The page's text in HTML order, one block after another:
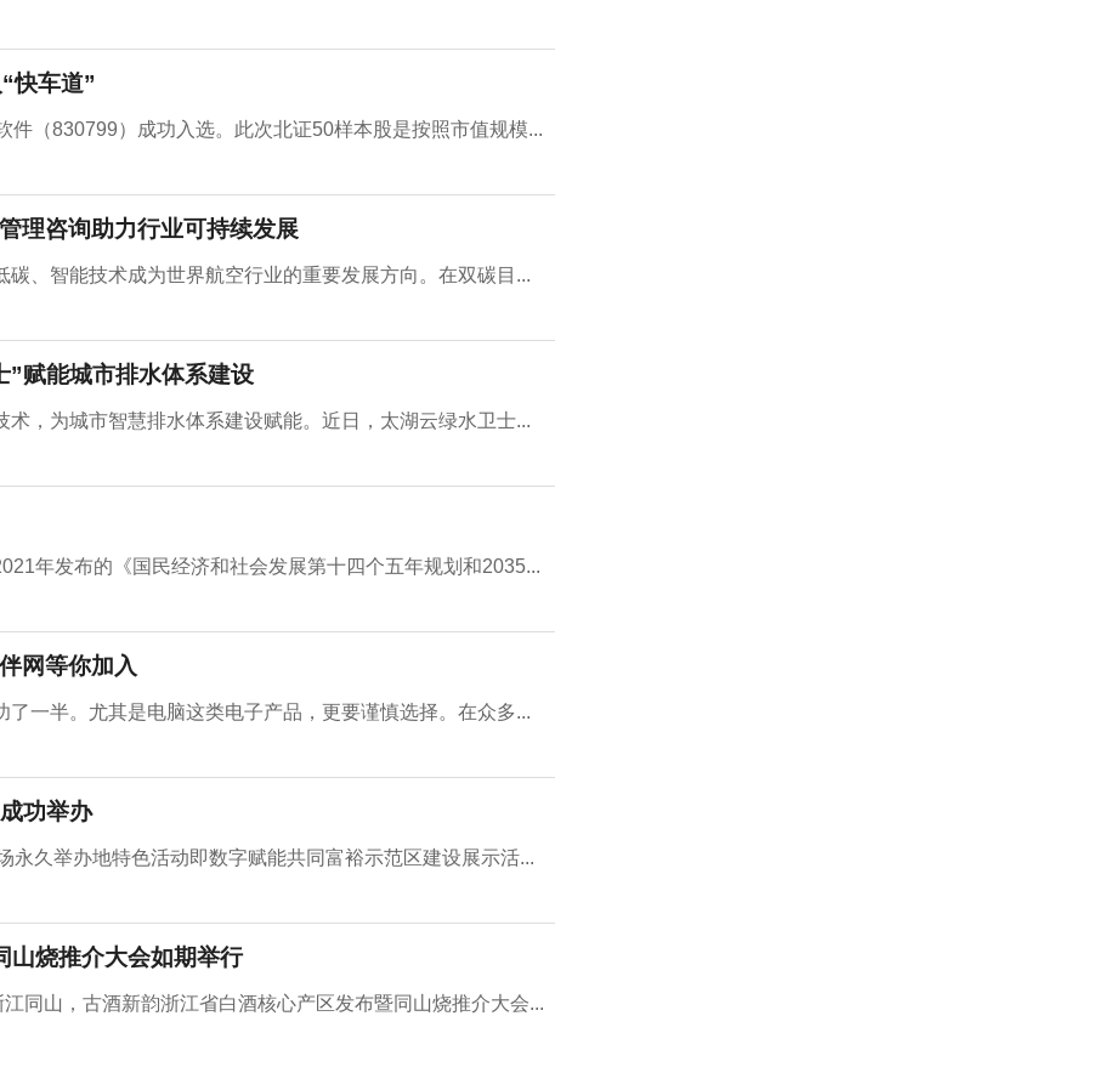
快车道”
（830799）成功入选。此次北证50样本股是按照市值规模...
理咨询助力行业可持续发展
、智能技术成为世界航空行业的重要发展方向。在双碳目...
”赋能城市排水体系建设
，为城市智慧排水体系建设赋能。近日，太湖云绿水卫士...
年发布的《国民经济和社会发展第十四个五年规划和2035...
网等你加入
一半。尤其是电脑这类电子产品，更要谨慎选择。在众多...
功举办
永久举办地特色活动即数字赋能共同富裕示范区建设展示活...
山烧推介大会如期举行
同山，古酒新韵浙江省白酒核心产区发布暨同山烧推介大会...